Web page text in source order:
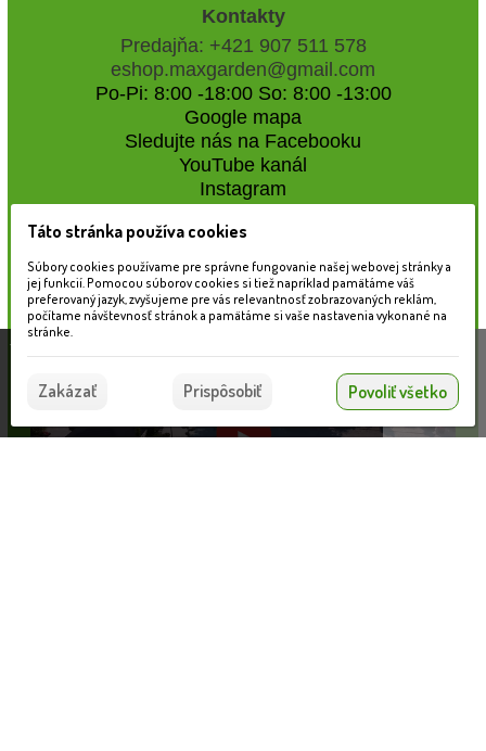
Kontakty
Predajňa: +421 907 511 578
eshop.maxgarden@gmail.com
Po-Pi: 8:00 -18:00 So: 8:00 -13:00
Google mapa
Sledujte nás na Facebooku
YouTube kanál
Instagram
Naše záhradné centrum
Táto stránka používa súbory cookies, ktoré nám
pomáhajú poskytovať služby. Používaním našich
služieb vyjadrujete súhlas s používaním súborov
Súhlasím
Táto stránka používa cookies
Súbory cookies používame pre správne fungovanie našej webovej stránky a
jej funkcií. Pomocou súborov cookies si tiež napríklad pamätáme váš
preferovaný jazyk, zvyšujeme pre vás relevantnosť zobrazovaných reklám,
počítame návštevnosť stránok a pamätáme si vaše nastavenia vykonané na
stránke.
Zakázať Prispôsobiť Povoliť všetko